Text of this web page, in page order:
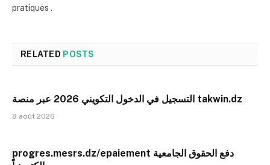
pratiques .
RELATED POSTS
التسجيل في الدخول التكويني 2026 عبر منصة takwin.dz
8 août 2026
progres.mesrs.dz/epaiement دفع الحقوق الجامعية